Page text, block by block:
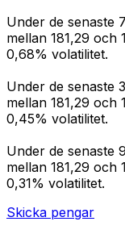
Under de senaste
mellan 181,29 och
0,68% volatilitet.
Under de senaste
mellan 181,29 och
0,45% volatilitet.
Under de senaste
mellan 181,29 och
0,31% volatilitet.
Skicka pengar